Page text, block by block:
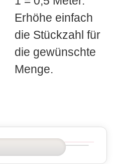
Erhöhe einfach
die Stückzahl für
die gewünschte
Menge.